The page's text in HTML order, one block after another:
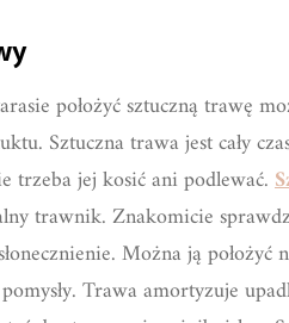
położyć sztuczną trawę
Sztuczna trawa jest cały
trzeba jej kosić ani podlewać.
trawnik. Znakomicie
Można ją
Trawa amortyzuje